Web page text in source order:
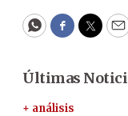
WhatsApp
Facebook
Últimas
+ análisis